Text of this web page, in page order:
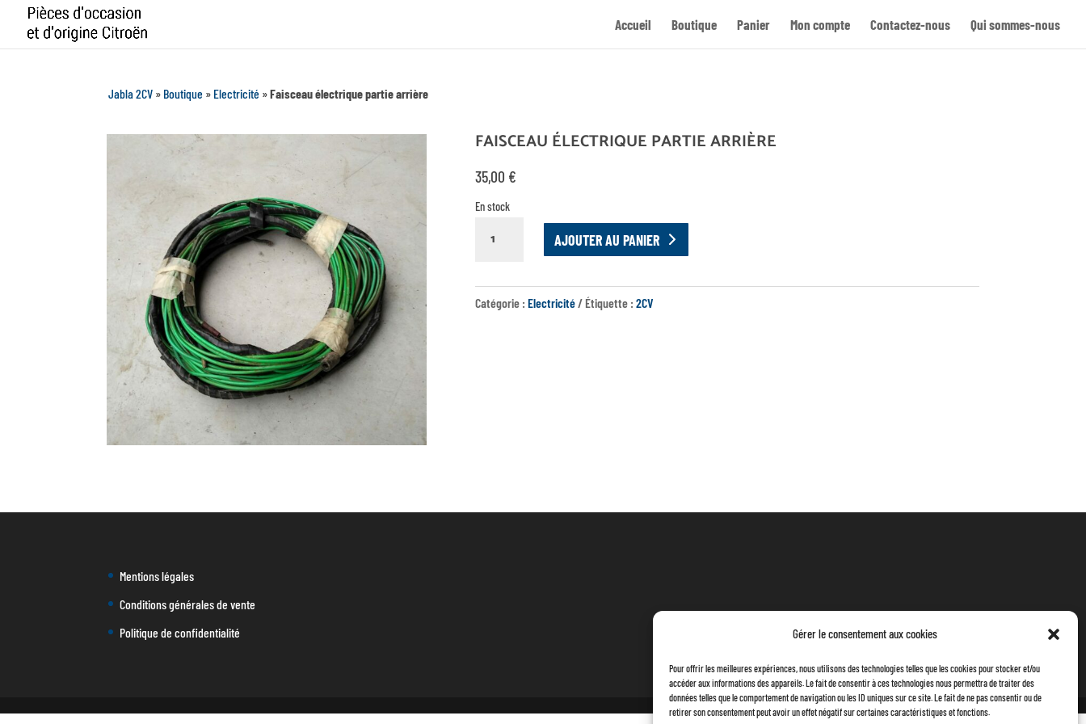
Gérer le consentement aux cookies
Pour offrir les meilleures expériences, nous utilisons des technologies telles que les cookies pour stocker et/ou
accéder aux informations des appareils. Le fait de consentir à ces technologies nous permettra de traiter des
données telles que le comportement de navigation ou les ID uniques sur ce site. Le fait de ne pas consentir ou de
retirer son consentement peut avoir un effet négatif sur certaines caractéristiques et fonctions.
Accueil Boutique Panier Mon compte Contactez-nous Qui sommes-nous
Jabla 2CV » Boutique » Electricité »Faisceau électrique partie arrière
FAISCEAU ÉLECTRIQUE PARTIE ARRIÈRE
35,00 €
En stock
PARTIE
AJOUTER AU PANIER
Catégorie : Electricité Étiquette : 2CV
Mentions légales
Conditions générales de vente
Politique de confidentialité